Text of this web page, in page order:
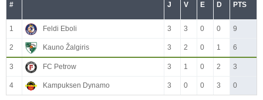
# J V E D PTS
1 Feldi Eboli 3 3 0 0 9
2 Kauno Žalgiris 3 2 0 1 6
3 FC Petrow 3 1 0 2 3
4 Kampuksen Dynamo 3 0 0 3 0